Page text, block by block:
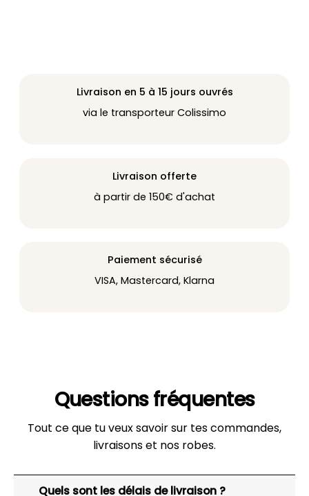
Livraison en 5 à 15 jours ouvrés
via le transporteur Colissimo
Livraison offerte
à partir de 150€ d'achat
Paiement sécurisé
VISA, Mastercard, Klarna
Questions fréquentes
Tout ce que tu veux savoir sur tes commandes,
livraisons et nos robes.
Quels sont les délais de livraison ?